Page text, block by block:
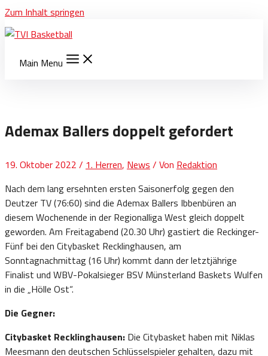
Zum Inhalt springen
Main Menu
Ademax Ballers doppelt gefordert
19. Oktober 2022 / 1. Herren, News / Von Redaktion
Nach dem lang ersehnten ersten Saisonerfolg gegen den
Deutzer TV (76:60) sind die Ademax Ballers Ibbenbüren an
diesem Wochenende in der Regionalliga West gleich doppelt
geworden. Am Freitagabend (20.30 Uhr) gastiert die Reckinger-
Fünf bei den Citybasket Recklinghausen, am
Sonntagnachmittag (16 Uhr) kommt dann der letztjährige
Finalist und WBV-Pokalsieger BSV Münsterland Baskets Wulfen
in die „Hölle Ost“.
Die Gegner:
Citybasket Recklinghausen: Die Citybasket haben mit Niklas
Meesmann den deutschen Schlüsselspieler gehalten, dazu mit